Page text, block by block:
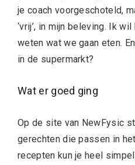
je coach voorgeschoteld,
‘vrij’, in mijn beleving. Ik
weten wat we gaan eten.
in de supermarkt?
Wat er goed ging
Op de site van NewFysic
gerechten die passen in
recepten kun je heel